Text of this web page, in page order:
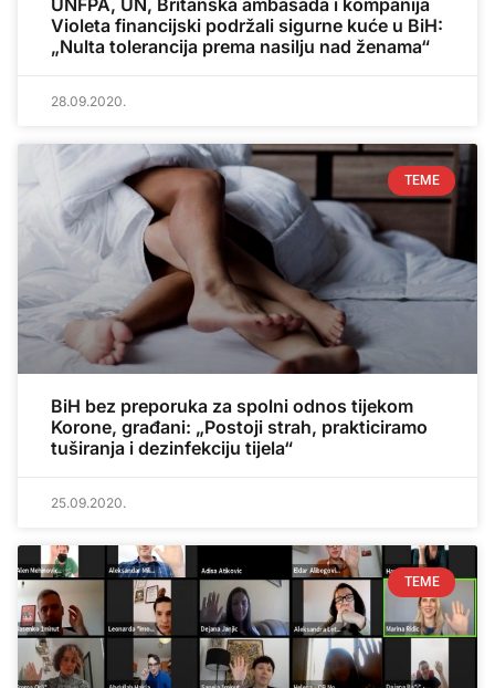
UNFPA, UN, Britanska ambasada i kompanija
Violeta financijski podržali sigurne kuće u BiH:
„Nulta tolerancija prema nasilju nad ženama“
28.09.2020.
TEME
BiH bez preporuka za spolni odnos tijekom
Korone, građani: „Postoji strah, prakticiramo
tuširanja i dezinfekciju tijela“
25.09.2020.
TEME